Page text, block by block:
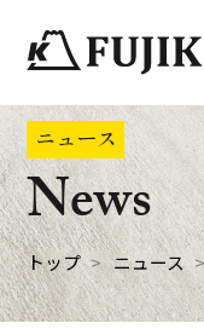
ニュース
News
トップ ニュース